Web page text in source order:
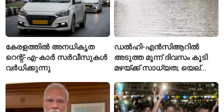
കേരളത്തിൽ അനധികൃത
റെന്റ്-എ-കാർ സർവീസുകൾ
വർധിക്കുന്നു
ഡൽഹി-എൻസിആറിൽ
അടുത്ത മൂന്ന് ദിവസം കൂടി
മഴയ്ക്ക് സാധ്യത; യെല്ലോ
ഐഎംഡി